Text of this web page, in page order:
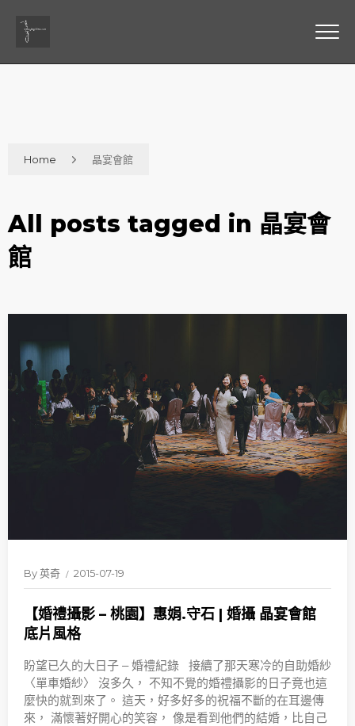
Home 晶宴會館
All posts tagged in 晶宴會
館
By英奇 2015-07-19
【婚禮攝影 – 桃園】惠娟.守石 | 婚攝 晶宴會館
底片風格
盼望已久的大日子 – 婚禮紀錄 接續了那天寒冷的自助婚紗
〈單車婚紗〉 沒多久， 不知不覺的婚禮攝影的日子竟也這
麼快的就到來了。 這天，好多好多的祝福不斷的在耳邊傳
來， 滿懷著好開心的笑容， 像是看到他們的結婚，比自己